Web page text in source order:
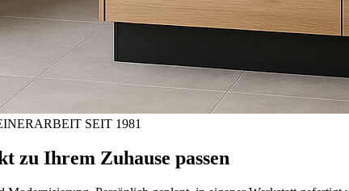
SEIT 1981
zu Ihrem Zuhause passen